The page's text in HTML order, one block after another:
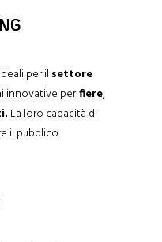
per il settore
innovative perfiere,
La loro capacità di
il pubblico.